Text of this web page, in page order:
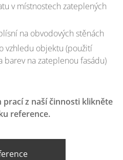
v místnostech zateplených
na obvodových stěnách
vzhledu objektu (použití
na zateplenou fasádu)
prací z naší činnosti klikněte
reference.